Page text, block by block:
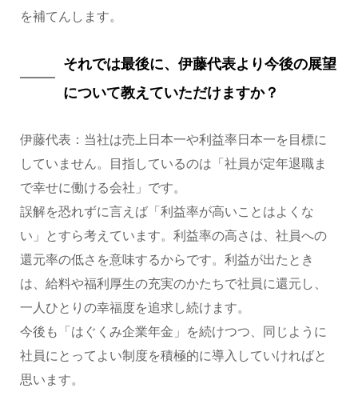
を補てんします。
それでは最後に、伊藤代表より今後の展望
について教えていただけますか？
伊藤代表：当社は売上日本一や利益率日本一を目標に
していません。目指しているのは「社員が定年退職ま
で幸せに働ける会社」です。
誤解を恐れずに言えば「利益率が高いことはよくな
い」とすら考えています。利益率の高さは、社員への
還元率の低さを意味するからです。利益が出たとき
は、給料や福利厚生の充実のかたちで社員に還元し、
一人ひとりの幸福度を追求し続けます。
今後も「はぐくみ企業年金」を続けつつ、同じように
社員にとってよい制度を積極的に導入していければと
思います。